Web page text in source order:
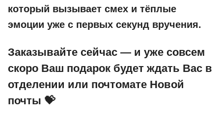
который вызывает смех и тёплые
эмоции уже с первых секунд вручения.
Заказывайте сейчас — и уже совсем
скоро Ваш подарок будет ждать Вас в
отделении или почтомате Новой
почты 💝